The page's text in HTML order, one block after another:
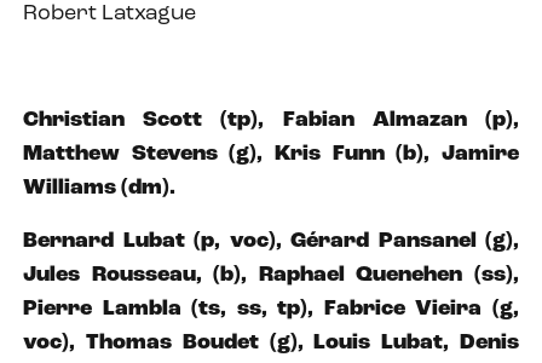
Robert Latxague
Christian Scott (tp), Fabian Almazan (p),
Matthew Stevens (g), Kris Funn (b), Jamire
Williams (dm).
Bernard Lubat (p, voc), Gérard Pansanel (g),
Jules Rousseau, (b), Raphael Quenehen (ss),
Pierre Lambla (ts, ss, tp), Fabrice Vieira (g,
voc), Thomas Boudet (g), Louis Lubat, Denis